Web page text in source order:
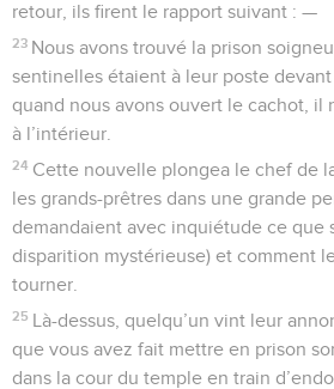
retour, ils firent le rapport suivant : —
23 Nous avons trouvé la prison
sentinelles étaient à leur poste
quand nous avons ouvert le cachot, il
à l’intérieur.
24 Cette nouvelle plongea le chef de
les grands-prêtres dans une grande
demandaient avec inquiétude ce que
disparition mystérieuse) et comment
tourner.
25 Là-dessus, quelqu’un vint leur
que vous avez fait mettre en prison
dans la cour du temple en train